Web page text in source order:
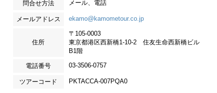
問合せ方法 メール、電話
メールアドレス ekamo@kamometour.co.jp
住所
〒105-0003
東京都港区西新橋1-10-2 住友生命西新橋ビル
B1階
電話番号 03-3506-0757
ツアーコード PKTACCA-007PQA0